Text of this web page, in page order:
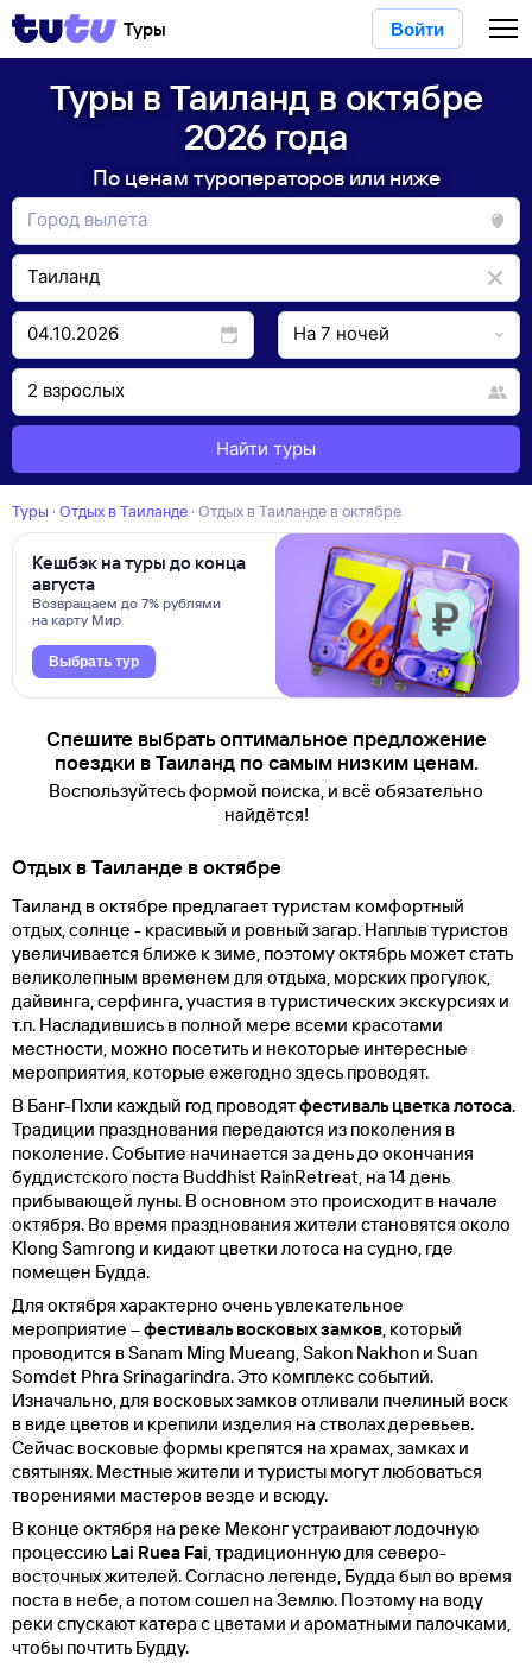
Туры Войти
Туры в Таиланд в октябре
2026 года
По ценам туроператоров или ниже
Найти туры
Туры · Отдых в Таиланде · отдых в Таиланде в октябре
Кешбэк на туры до конца
августа
Возвращаем до 7% рублями
на карту Мир
Выбрать тур
Спешите выбрать оптимальное предложение
поездки в Таиланд по самым низким ценам.
Воспользуйтесь формой поиска, и всё обязательно
найдётся!
Отдых в Таиланде в октябре
Таиланд в октябре предлагает туристам комфортный
отдых, солнце - красивый и ровный загар. Наплыв туристов
увеличивается ближе к зиме, поэтому октябрь может стать
великолепным временем для отдыха, морских прогулок,
дайвинга, серфинга, участия в туристических экскурсиях и
т.п. Насладившись в полной мере всеми красотами
местности, можно посетить и некоторые интересные
мероприятия, которые ежегодно здесь проводят.
В Банг-Пхли каждый год проводятфестиваль цветка лотоса.
Традиции празднования передаются из поколения в
поколение. Событие начинается за день до окончания
буддистского поста Buddhist RainRetreat, на 14 день
прибывающей луны. В основном это происходит в начале
октября. Во время празднования жители становятся около
Klong Samrong и кидают цветки лотоса на судно, где
помещен Будда.
Для октября характерно очень увлекательное
мероприятие –фестиваль восковых замков, который
проводится в Sanam Ming Mueang, Sakon Nakhon и Suan
Somdet Phra Srinagarindra. Это комплекс событий.
Изначально, для восковых замков отливали пчелиный воск
в виде цветов и крепили изделия на стволах деревьев.
Сейчас восковые формы крепятся на храмах, замках и
святынях. Местные жители и туристы могут любоваться
творениями мастеров везде и всюду.
В конце октября на реке Меконг устраивают лодочную
процессию Lai Ruea Fai, традиционную для северо-
восточных жителей. Согласно легенде, Будда был во время
поста в небе, а потом сошел на Землю. Поэтому на воду
реки спускают катера с цветами и ароматными палочками,
чтобы почтить Будду.